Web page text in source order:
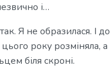
і…
Я не образилася. І
року розміняла,
біля скроні.